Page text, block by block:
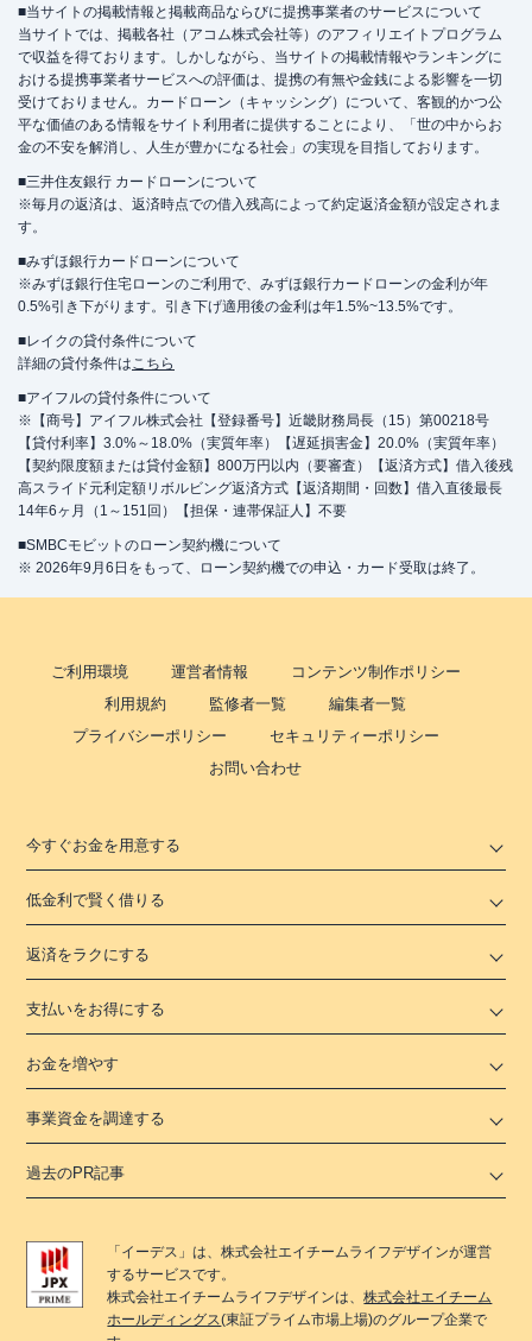
■当サイトの掲載情報と掲載商品ならびに提携事業者のサービスについて
当サイトでは、掲載各社（アコム株式会社等）のアフィリエイトプログラム
で収益を得ております。しかしながら、当サイトの掲載情報やランキングに
おける提携事業者サービスへの評価は、提携の有無や金銭による影響を一切
受けておりません。カードローン（キャッシング）について、客観的かつ公
平な価値のある情報をサイト利用者に提供することにより、「世の中からお
金の不安を解消し、人生が豊かになる社会」の実現を目指しております。
■三井住友銀行 カードローンについて
※毎月の返済は、返済時点での借入残高によって約定返済金額が設定されま
す。
■みずほ銀行カードローンについて
※みずほ銀行住宅ローンのご利用で、みずほ銀行カードローンの金利が年
0.5%引き下がります。引き下げ適用後の金利は年1.5%~13.5%です。
■レイクの貸付条件について
詳細の貸付条件はこちら
■アイフルの貸付条件について
※【商号】アイフル株式会社【登録番号】近畿財務局長（15）第00218号
【貸付利率】3.0%～18.0%（実質年率）【遅延損害金】20.0%（実質年率）
【契約限度額または貸付金額】800万円以内（要審査）【返済方式】借入後残
高スライド元利定額リボルビング返済方式【返済期間・回数】借入直後最長
14年6ヶ月（1～151回）【担保・連帯保証人】不要
■SMBCモビットのローン契約機について
※ 2026年9月6日をもって、ローン契約機での申込・カード受取は終了。
ご利用環境 運営者情報
コンテンツ制作ポリシー
利用規約
監修者一覧
編集者一覧
プライバシーポリシー
セキュリティーポリシー
お問い合わせ
今すぐお金を用意する
低金利で賢く借りる
返済をラクにする
支払いをお得にする
お金を増やす
事業資金を調達する
過去のPR記事
「 イーデス 」は、株式会社エイチームライフデザインが運営
するサービスです。
株式会社エイチームライフデザインは、株式会社エイチーム
ホールディングス(東証プライム市場上場)のグループ企業で